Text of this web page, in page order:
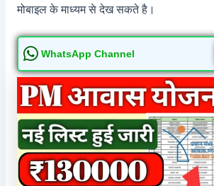
मोबाइल के माध्यम से देख सकते है।
WhatsApp Channel